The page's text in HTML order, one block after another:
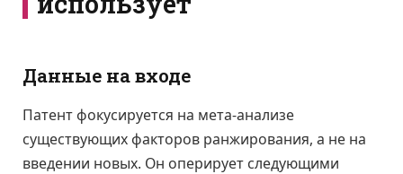
Данные на входе
Патент фокусируется на мета-анализе
существующих факторов ранжирования, а не на
введении новых. Он оперирует следующими